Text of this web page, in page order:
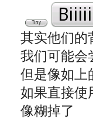
其实他们的
我们可能会
但是像如上
如果直接使
像糊掉了